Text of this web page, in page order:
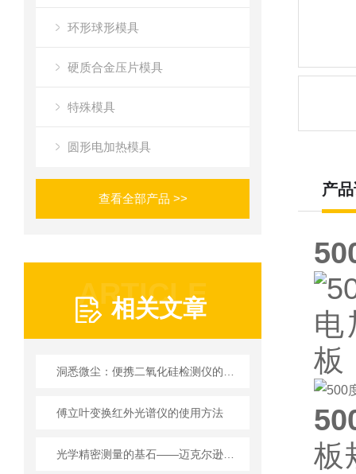
环形球形模具
硬质合金压片模具
特殊模具
圆形电加热模具
查看全部产品 >>
ARTICLE
相关文章
傅立叶变换红外光谱仪的使用方法
产
板